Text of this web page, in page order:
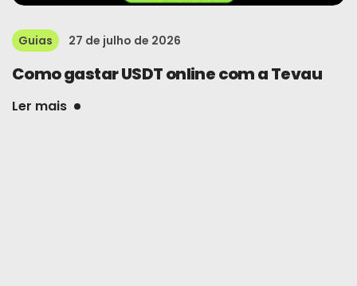
Guias 27 de julho de 2026
Como gastar USDT online com a Tevau
Ler mais